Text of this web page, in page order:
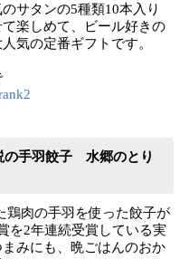
サタンの5種類10本入り
楽しめて、ビール好きの
気の定番ギフトです。
の手羽餃子 水郷のとり
肉の手羽を使った餃子が
を2年連続受賞している実
みにも、晩ごはんのおか